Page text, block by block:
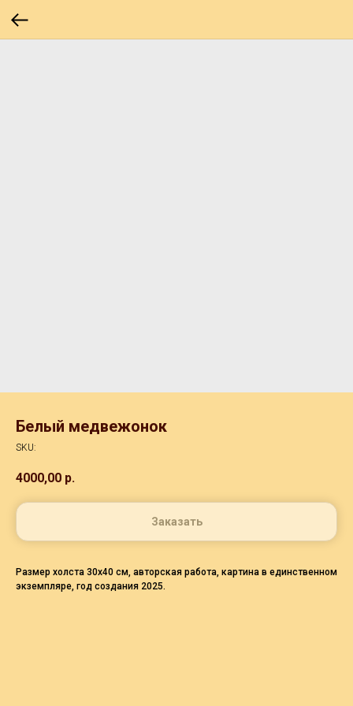
Белый медвежонок
SKU:
4000,00 р.
Заказать
Размер холста 30х40 см, авторская работа, картина в единственном
экземпляре, год создания 2025.